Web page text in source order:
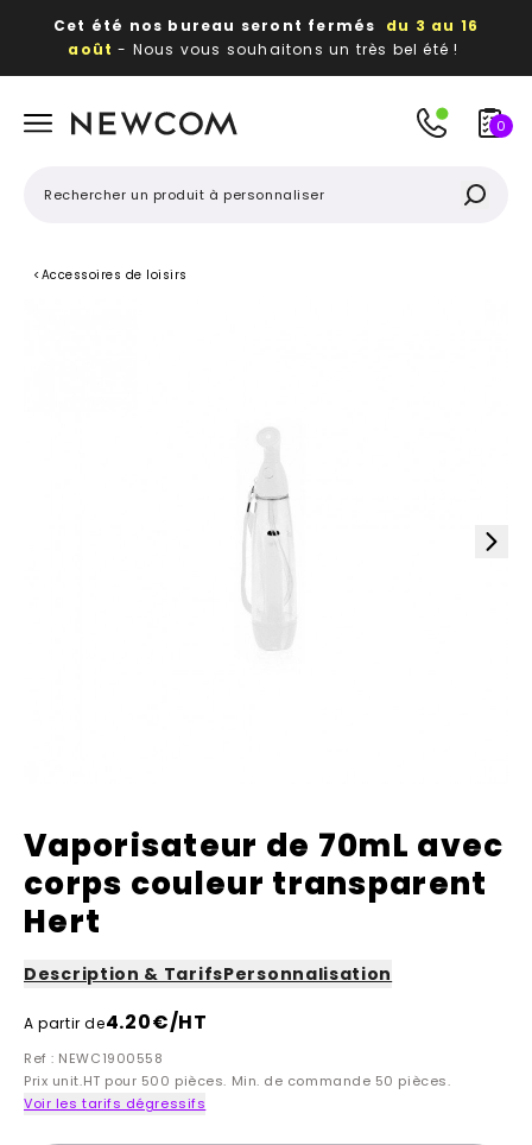
Cet été nos bureau seront fermés du 3 au 16
août - Nous vous souhaitons un très bel été !
publicitaires
0
< Accessoires de loisirs
Vaporisateur de 70mL avec
corps couleur transparent
Hert
Description & TarifsPersonnalisation
A partir de4.20€/HT
Ref : NEWC1900558
Prix unit.HT pour 500 pièces. Min. de commande 50 pièces.
Voir les tarifs dégressifs